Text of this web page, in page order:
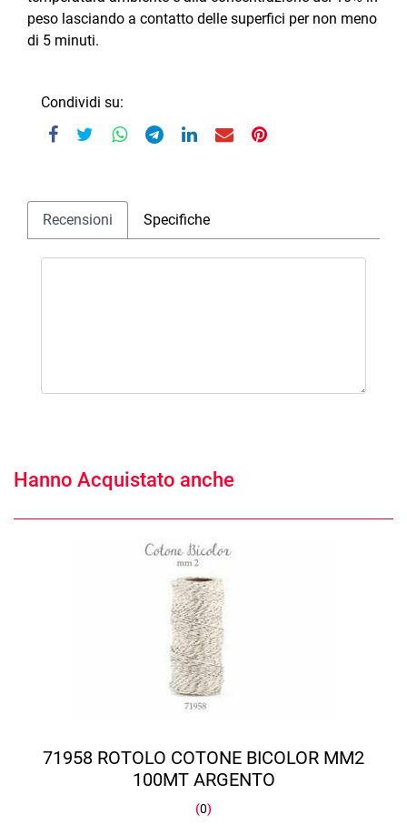
peso lasciando a contatto delle superfici per non meno
di 5 minuti.
Condividi su:
Recensioni Specifiche
Hanno Acquistato anche
71958 ROTOLO COTONE BICOLOR MM2
100MT ARGENTO
(0)